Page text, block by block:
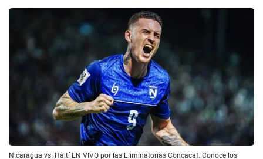
Nicaragua vs. Haití EN VIVO por las Eliminatorias Concacaf. Conoce los